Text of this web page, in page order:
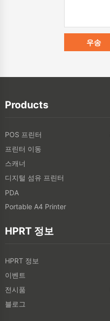
Products
POS 프린터
프린터 이동
스캐너
디지털 섬유 프린터
PDA
Portable A4 Printer
HPRT 정보
HPRT 정보
이벤트
전시품
블로그